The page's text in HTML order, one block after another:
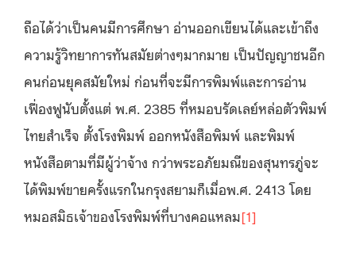
ถือได้ว่าเป็นคนมีการศึกษา อ่านออกเขียนได้และเข้าถึง
ความรู้วิทยาการทันสมัยต่างๆมากมาย เป็นปัญญาชนอีก
คนก่อนยุคสมัยใหม่ ก่อนที่จะมีการพิมพ์และการอ่าน
เฟื่องฟูนับตั้งแต่ พ.ศ. 2385 ที่หมอบรัดเลย์หล่อตัวพิมพ์
ไทยสำเร็จ ตั้งโรงพิมพ์ ออกหนังสือพิมพ์ และพิมพ์
หนังสือตามที่มีผู้ว่าจ้าง กว่าพระอภัยมณีของสุนทรภู่จะ
ได้พิมพ์ขายครั้งแรกในกรุงสยามก็เมื่อพ.ศ. 2413 โดย
หมอสมิธเจ้าของโรงพิมพ์ที่บางคอแหลม[1]